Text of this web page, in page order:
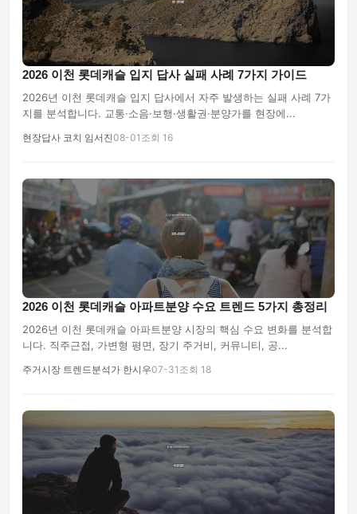
2026 이천 롯데캐슬 입지 답사 실패 사례 7가지 가이드
2026년 이천 롯데캐슬 입지 답사에서 자주 발생하는 실패 사례 7가
지를 분석합니다. 교통·소음·보행·생활권·분양가를 현장에...
현장답사 코치 임서진08-01 조회 16
2026 이천 롯데캐슬 아파트분양 수요 트렌드 5가지 총정리
2026년 이천 롯데캐슬 아파트분양 시장의 핵심 수요 변화를 분석합
니다. 직주근접, 가변형 평면, 장기 주거비, 커뮤니티, 공...
주거시장 트렌드분석가 한시우07-31 조회 18